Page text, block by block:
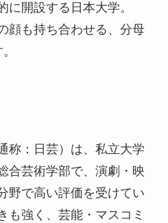
に開設する日本大学。
顔も持ち合わせる、分母
称：日芸）は、私立大学
合芸術学部で、演劇・映
野で高い評価を受けてい
も強く、芸能・マスコミ